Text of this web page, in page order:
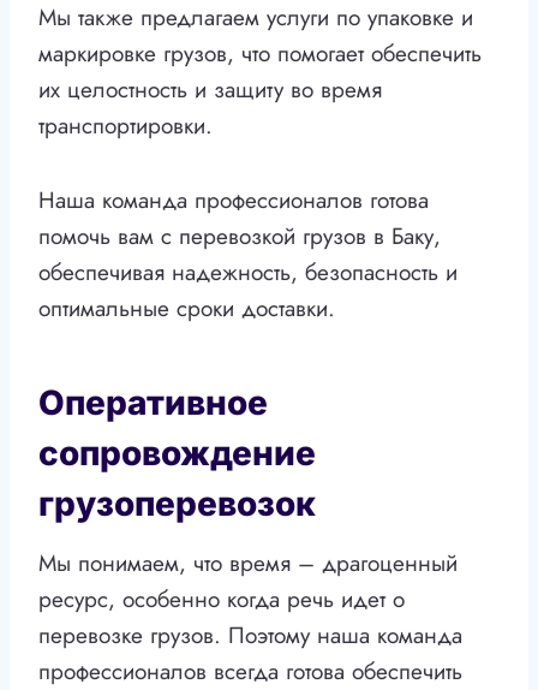
Мы также предлагаем услуги по упаковке и
маркировке грузов, что помогает обеспечить
их целостность и защиту во время
транспортировки.
Наша команда профессионалов готова
помочь вам с перевозкой грузов в Баку,
обеспечивая надежность, безопасность и
оптимальные сроки доставки.
Оперативное
сопровождение
грузоперевозок
Мы понимаем, что время – драгоценный
ресурс, особенно когда речь идет о
перевозке грузов. Поэтому наша команда
профессионалов всегда готова обеспечить